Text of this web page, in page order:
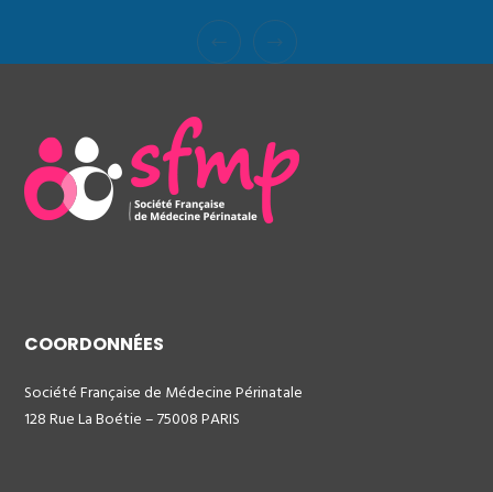
COORDONNÉES
Société Française de Médecine Périnatale
128 Rue La Boétie – 75008 PARIS